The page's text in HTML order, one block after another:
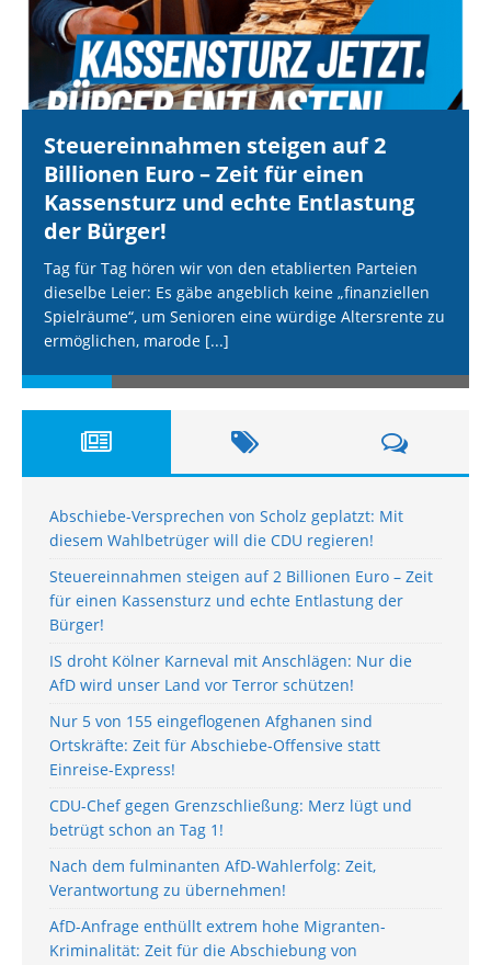
Steuereinnahmen steigen auf 2
Billionen Euro – Zeit für einen
Kassensturz und echte Entlastung
der Bürger!
Tag für Tag hören wir von den etablierten Parteien
dieselbe Leier: Es gäbe angeblich keine „finanziellen
Spielräume“, um Senioren eine würdige Altersrente zu
ermöglichen, marode [...]
Abschiebe-Versprechen von Scholz geplatzt: Mit
diesem Wahlbetrüger will die CDU regieren!
Steuereinnahmen steigen auf 2 Billionen Euro – Zeit
für einen Kassensturz und echte Entlastung der
Bürger!
IS droht Kölner Karneval mit Anschlägen: Nur die
AfD wird unser Land vor Terror schützen!
Nur 5 von 155 eingeflogenen Afghanen sind
Ortskräfte: Zeit für Abschiebe-Offensive statt
Einreise-Express!
CDU-Chef gegen Grenzschließung: Merz lügt und
betrügt schon an Tag 1!
Nach dem fulminanten AfD-Wahlerfolg: Zeit,
Verantwortung zu übernehmen!
AfD-Anfrage enthüllt extrem hohe Migranten-
Kriminalität: Zeit für die Abschiebung von